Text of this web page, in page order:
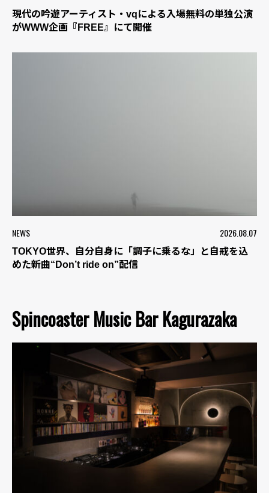
現代の吟遊アーティスト・vqによる入場無料の単独公演
がWWW企画『FREE』にて開催
NEWS 2026.08.07
TOKYO世界、自分自身に「調子に乗るな」と自戒を込
めた新曲“Don’t ride on”配信
Spincoaster Music Bar Kagurazaka